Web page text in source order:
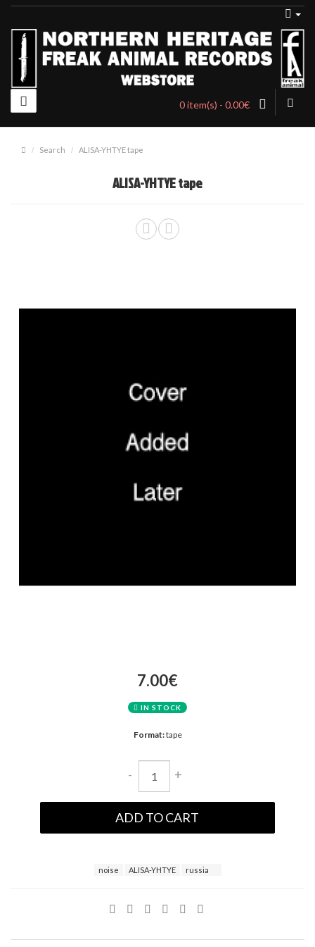
0 item(s) - 0.00€
Search ALISA-YHTYE tape
ALISA-YHTYE tape
7.00€
IN STOCK
Format:tape
- +
ADD TO CART
noise ALISA-YHTYE russia